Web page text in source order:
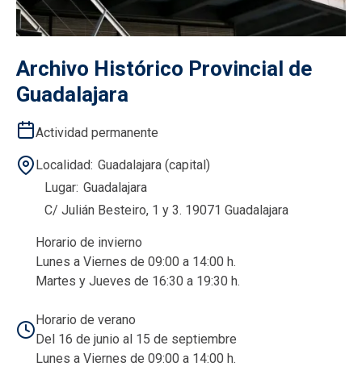
Archivo Histórico Provincial de
Guadalajara
Actividad permanente
Localidad Guadalajara (capital)
Lugar Guadalajara
C/ Julián Besteiro, 1 y 3. 19071 Guadalajara
Horario de invierno
Lunes a Viernes de 09:00 a 14:00 h.
Martes y Jueves de 16:30 a 19:30 h.
Horario de verano
Del 16 de junio al 15 de septiembre
Lunes a Viernes de 09:00 a 14:00 h.